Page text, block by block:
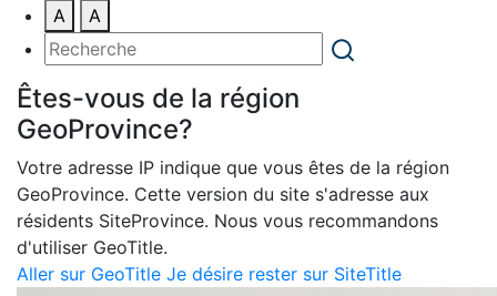
A
A
Êtes-vous de la région
GeoProvince?
Votre adresse IP indique que vous êtes de la région
GeoProvince. Cette version du site s'adresse aux
résidents SiteProvince. Nous vous recommandons
d'utiliser GeoTitle.
Aller sur GeoTitle Je désire rester sur SiteTitle